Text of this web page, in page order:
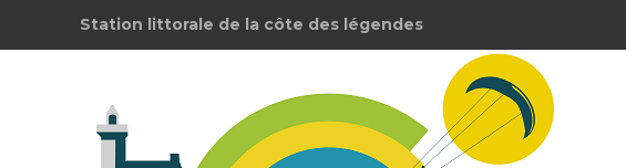
Station littorale de la côte des légendes